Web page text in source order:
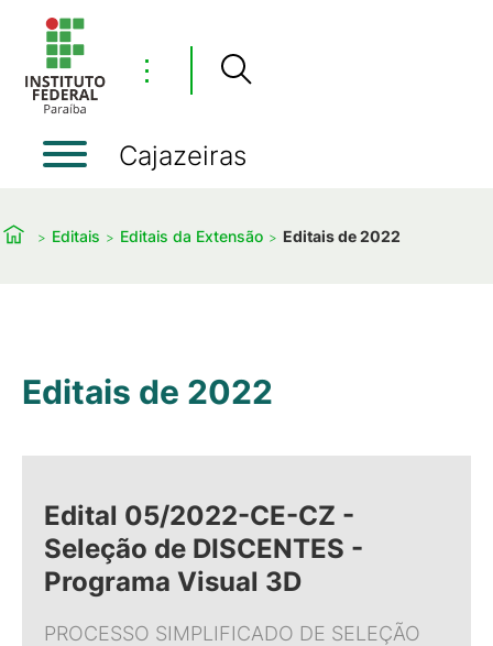
⋮
Cajazeiras
Editais Editais da Extensão Editais de 2022
Editais de 2022
Edital 05/2022-CE-CZ -
Seleção de DISCENTES -
Programa Visual 3D
PROCESSO SIMPLIFICADO DE SELEÇÃO